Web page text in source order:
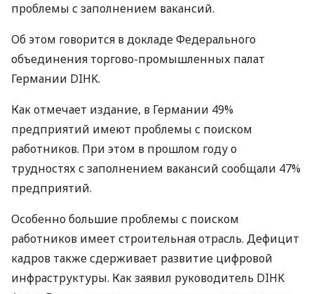
проблемы с заполнением вакансий.
Об этом говорится в докладе Федерального
объединения торгово-промышленных палат
Германии DIHK.
Как отмечает издание, в Германии 49%
предприятий имеют проблемы с поиском
работников. При этом в прошлом году о
трудностях с заполнением вакансий сообщали 47%
предприятий.
Особенно большие проблемы с поиском
работников имеет строительная отрасль. Дефицит
кадров также сдерживает развитие цифровой
инфраструктуры. Как заявил руководитель DIHK